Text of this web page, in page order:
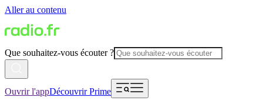
Aller au contenu
Que souhaitez-vous écouter ?
Ouvrir l'appDécouvrir Prime